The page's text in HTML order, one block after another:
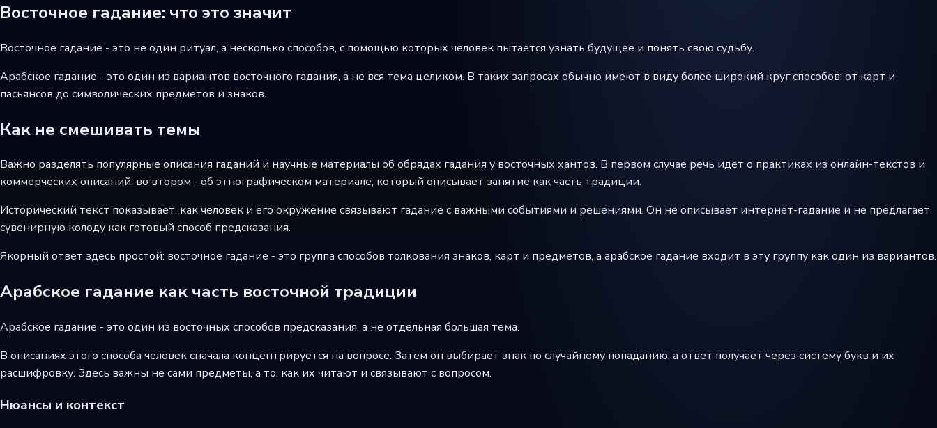
Восточное гадание: что это значит
Восточное гадание - это не один ритуал, а несколько способов, с помощью которых человек пытается узнать будущее и понять свою судьбу.
Арабское гадание - это один из вариантов восточного гадания, а не вся тема целиком. В таких запросах обычно имеют в виду более широкий круг способов: от карт и
пасьянсов до символических предметов и знаков.
Как не смешивать темы
Важно разделять популярные описания гаданий и научные материалы об обрядах гадания у восточных хантов. В первом случае речь идет о практиках из онлайн-текстов и
коммерческих описаний, во втором - об этнографическом материале, который описывает занятие как часть традиции.
Исторический текст показывает, как человек и его окружение связывают гадание с важными событиями и решениями. Он не описывает интернет-гадание и не предлагает
сувенирную колоду как готовый способ предсказания.
Якорный ответ здесь простой: восточное гадание - это группа способов толкования знаков, карт и предметов, а арабское гадание входит в эту группу как один из вариантов.
Арабское гадание как часть восточной традиции
Арабское гадание - это один из восточных способов предсказания, а не отдельная большая тема.
В описаниях этого способа человек сначала концентрируется на вопросе. Затем он выбирает знак по случайному попаданию, а ответ получает через систему букв и их
расшифровку. Здесь важны не сами предметы, а то, как их читают и связывают с вопросом.
Нюансы и контекст